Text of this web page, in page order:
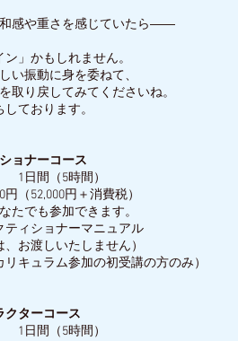
感や重さを感じていたら――
」かもしれません。
い振動に身を委ねて、
取り戻してみてくださいね。
ております。
ョナーコース
1日間（5時間）
52,000円＋消費税）
も参加できます。
ョナーマニュアル
、お渡しいたしません）
参加の初受講の方のみ）
クターコース
1日間（5時間）